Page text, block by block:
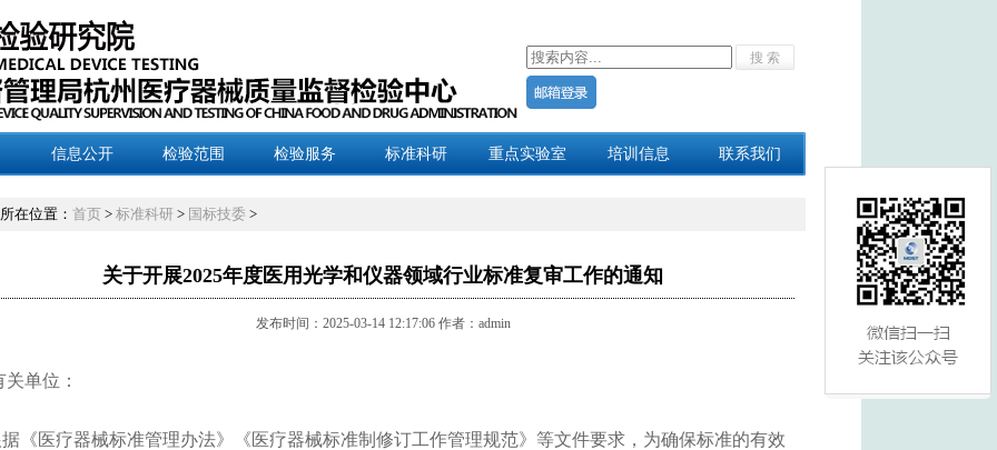
信息公开 检验范围 检验服务 标准科研 重点实验室 培训信息 联系我们
在位置： 首页 > 标准科研 > 国标技委 >
关于开展2025年度医用光学和仪器领域行业标准复审工作的通知
发布时间：2025-03-14 12:17:06 作者：admin
关单位：
《医疗器械标准管理办法》《医疗器械标准制修订工作管理规范》等文件要求，为确保标准的有效